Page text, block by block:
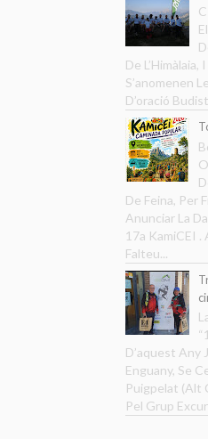
De L’Himàlaia,
S’anomenen
D’oració
De Feina, Per
Anunciar La
17a KamiCEI .
Falteu...
D’aquest Any
Enguany, Se
Puigpelat (Alt
Pel Grup